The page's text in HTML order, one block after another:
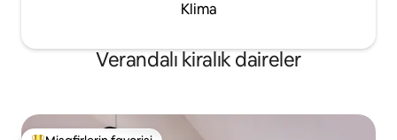
Klima
Verandalı kiralık daireler